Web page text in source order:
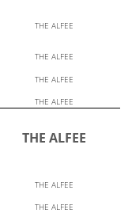
THE ALFEE
THE ALFEE
THE ALFEE
THE ALFEE
THE ALFEE
THE ALFEE
THE ALFEE